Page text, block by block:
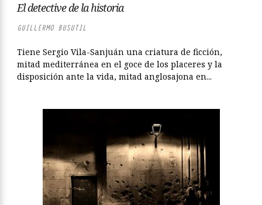
El detective de la historia
GUILLERMO BUSUTIL
Tiene Sergio Vila-Sanjuán una criatura de ficción,
mitad mediterránea en el goce de los placeres y la
disposición ante la vida, mitad anglosajona en...